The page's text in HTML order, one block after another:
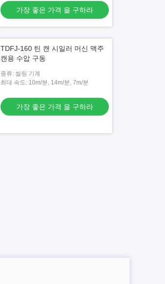
가장 좋은 가격 을 구하라
TDFJ-160 틴 캔 시일러 머신 맥주
캔용 수압 구동
종류: 씰링 기계
최대 속도: 10m/분, 14m/분, 7m/분
가장 좋은 가격 을 구하라